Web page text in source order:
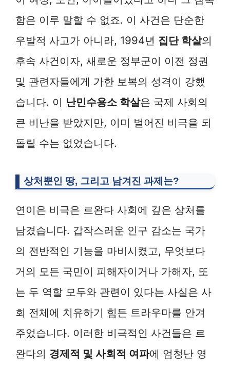
함은 이루 말할 수 없죠. 이 사건은 단순한
우발적 사고가 아니라, 1994년 집단 학살의
후속 사건이자, 새로운 정부군이 이전 정권
및 관련자들에게 가한 보복의 성격이 강했
습니다. 이 난민수용소 학살은 국제 사회의
큰 비난을 받았지만, 이미 벌어진 비극을 되
돌릴 수는 없었습니다.
상처뿐인 땅, 그리고 남겨진 과제는?
연이은 비극은 르완다 사회에 깊은 상처를
남겼습니다. 갑작스러운 인구 감소는 국가
의 전반적인 기능을 마비시켰고, 무엇보다
거의 모든 국민이 피해자이거나 가해자, 또
는 두 역할 모두와 관련이 있다는 사실은 사
회 전체에 치유하기 힘든 트라우마를 안겨
주었습니다. 이러한 비극적인 사건들은 르
완다의 경제적 및 사회적 여파에 엄청난 영